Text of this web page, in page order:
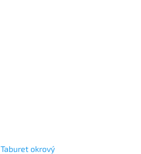
Taburet okrový